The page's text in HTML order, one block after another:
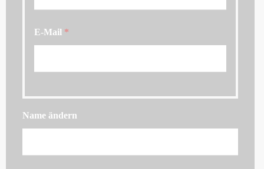
E-Mail *
Name ändern